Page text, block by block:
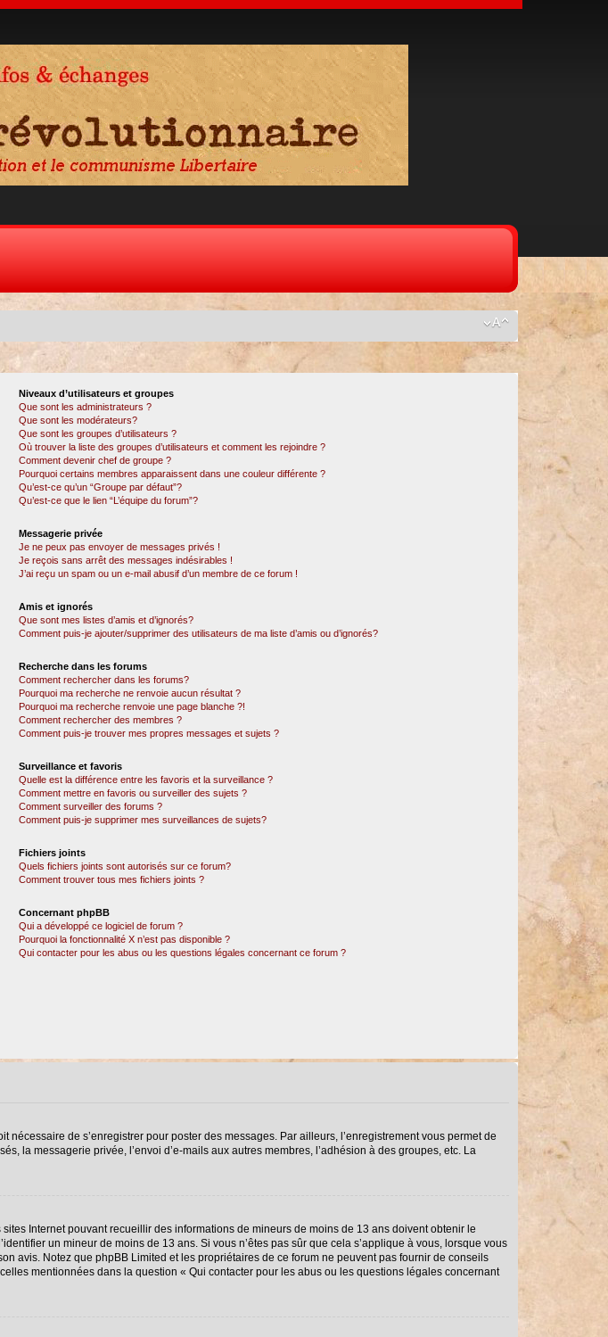
Niveaux d’utilisateurs et groupes
Que sont les administrateurs ?
Que sont les modérateurs?
Que sont les groupes d’utilisateurs ?
Où trouver la liste des groupes d’utilisateurs et comment les rejoindre ?
Comment devenir chef de groupe ?
Pourquoi certains membres apparaissent dans une couleur différente ?
Qu’est-ce qu’un “Groupe par défaut”?
Qu’est-ce que le lien “L’équipe du forum”?
Messagerie privée
Je ne peux pas envoyer de messages privés !
Je reçois sans arrêt des messages indésirables !
J’ai reçu un spam ou un e-mail abusif d’un membre de ce forum !
Amis et ignorés
Que sont mes listes d’amis et d’ignorés?
Comment puis-je ajouter/supprimer des utilisateurs de ma liste d’amis ou d’ignorés?
Recherche dans les forums
Comment rechercher dans les forums?
Pourquoi ma recherche ne renvoie aucun résultat ?
Pourquoi ma recherche renvoie une page blanche ?!
Comment rechercher des membres ?
Comment puis-je trouver mes propres messages et sujets ?
Surveillance et favoris
Quelle est la différence entre les favoris et la surveillance ?
Comment mettre en favoris ou surveiller des sujets ?
Comment surveiller des forums ?
Comment puis-je supprimer mes surveillances de sujets?
Fichiers joints
Quels fichiers joints sont autorisés sur ce forum?
Comment trouver tous mes fichiers joints ?
Concernant phpBB
Qui a développé ce logiciel de forum ?
Pourquoi la fonctionnalité X n’est pas disponible ?
Qui contacter pour les abus ou les questions légales concernant ce forum ?
de s’enregistrer pour poster des messages. Par ailleurs, l’enregistrement vous permet de
la messagerie privée, l’envoi d’e-mails aux autres membres, l’adhésion à des groupes, etc. La
Internet pouvant recueillir des informations de mineurs de moins de 13 ans doivent obtenir le
un mineur de moins de 13 ans. Si vous n’êtes pas sûr que cela s’applique à vous, lorsque vous
avis. Notez que phpBB Limited et les propriétaires de ce forum ne peuvent pas fournir de conseils
mentionnées dans la question « Qui contacter pour les abus ou les questions légales concernant